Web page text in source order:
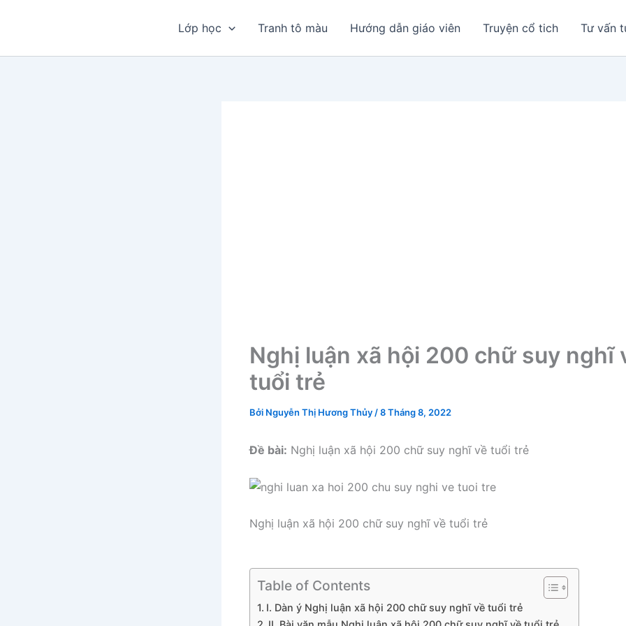
Lớp học Tranh tô màu Hướng dẫn giáo viên Truyện cổ tich Tư vấn
Nghị luận xã hội 200 chữ suy nghĩ
tuổi trẻ
Bởi Nguyễn Thị Hương Thủy /8 Tháng 8, 2022
Đề bài: Nghị luận xã hội 200 chữ suy nghĩ về tuổi trẻ
Nghị luận xã hội 200 chữ suy nghĩ về tuổi trẻ
Table of Contents
I. Dàn ý Nghị luận xã hội 200 chữ suy nghĩ về tuổi trẻ